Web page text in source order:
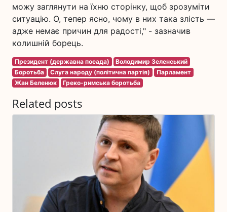
можу заглянути на їхню сторінку, щоб зрозуміти
ситуацію. О, тепер ясно, чому в них така злість —
адже немає причин для радості," - зазначив
колишній борець.
Президент (державна посада)
Володимир Зеленський
Боротьба
Слуга народу (політична партія)
Парламент
Жан Беленюк
Греко-римська боротьба
Related posts